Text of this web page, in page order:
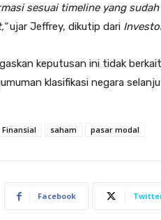
sesuai timeline yang
ujar Jeffrey, dikutip dari
keputusan ini tidak
klasifikasi negara
Finansial saham pasar modal
Facebook